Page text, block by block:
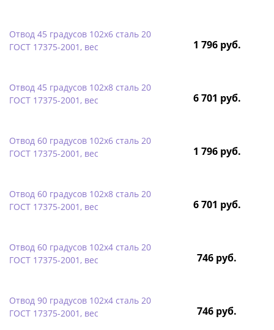
Отвод 45 градусов 102х6 сталь 20
ГОСТ 17375-2001, вес
1 796 руб.
Отвод 45 градусов 102х8 сталь 20
ГОСТ 17375-2001, вес
6 701 руб.
Отвод 60 градусов 102х6 сталь 20
ГОСТ 17375-2001, вес
1 796 руб.
Отвод 60 градусов 102х8 сталь 20
ГОСТ 17375-2001, вес
6 701 руб.
Отвод 60 градусов 102х4 сталь 20
ГОСТ 17375-2001, вес
746 руб.
Отвод 90 градусов 102х4 сталь 20
ГОСТ 17375-2001, вес
746 руб.